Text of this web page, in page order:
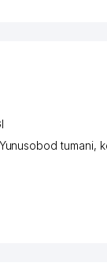
Yunusobod tumani,